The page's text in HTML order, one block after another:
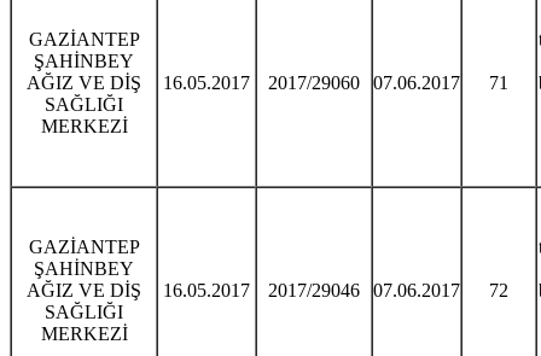
GAZİANTEP
ŞAHİNBEY
AĞIZ VE DİŞ
SAĞLIĞI
MERKEZİ
16.05.2017 2017/29060 07.06.2017 71
GAZİANTEP
ŞAHİNBEY
AĞIZ VE DİŞ
SAĞLIĞI
MERKEZİ
16.05.2017 2017/29046 07.06.2017 72